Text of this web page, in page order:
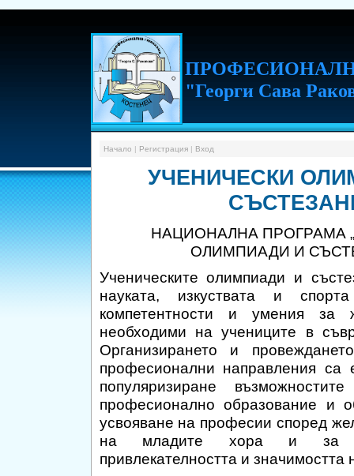
ПРОФ
"Георги Сава
Начало | Регистрация| Вход
УЧЕНИЧЕСКИ
НАЦИОНАЛНА ПРОГРАМА
ОЛИМПИАДИ И
Ученическите олимпиади и
науката, изкуствата и
компетентности и умения за
необходими на учениците в
Организирането и
професионални направления са
популяризиране
професионално образование и
усвояване на професии според
на младите хора и за
привлекателността и